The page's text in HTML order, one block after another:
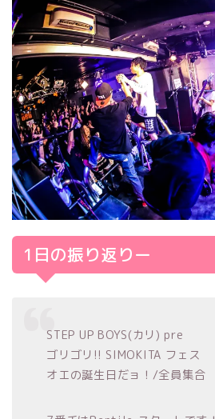
1日の振り返りー
STEP UP BOYS(カリ) pre
ゴリゴリ!! SIMOKITA フェス
オエの誕生日だョ！/全員集合